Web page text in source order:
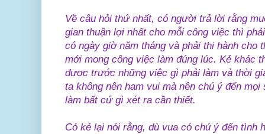
Về câu hỏi thứ nhất, có người trả lời rằng
gian thuận lợi nhất cho mỗi công việc thì
có ngày giờ năm tháng và phải thi hành cho
mới mong công việc làm đúng lúc. Kẻ khác
được trước những việc gì phải làm và thời
ta không nên ham vui mà nên chú ý đến
làm bất cứ gì xét ra cần thiết.
Có kẻ lại nói rằng, dù vua có chú ý đến tình